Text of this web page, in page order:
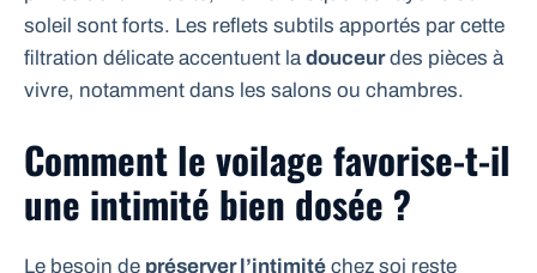
soleil sont forts. Les reflets subtils apportés par cette
filtration délicate accentuent ladouceurdes pièces à
vivre, notamment dans les salons ou chambres.
Comment le voilage favorise-t-il
une intimité bien dosée ?
Le besoin de préserver l’intimité chez soi reste